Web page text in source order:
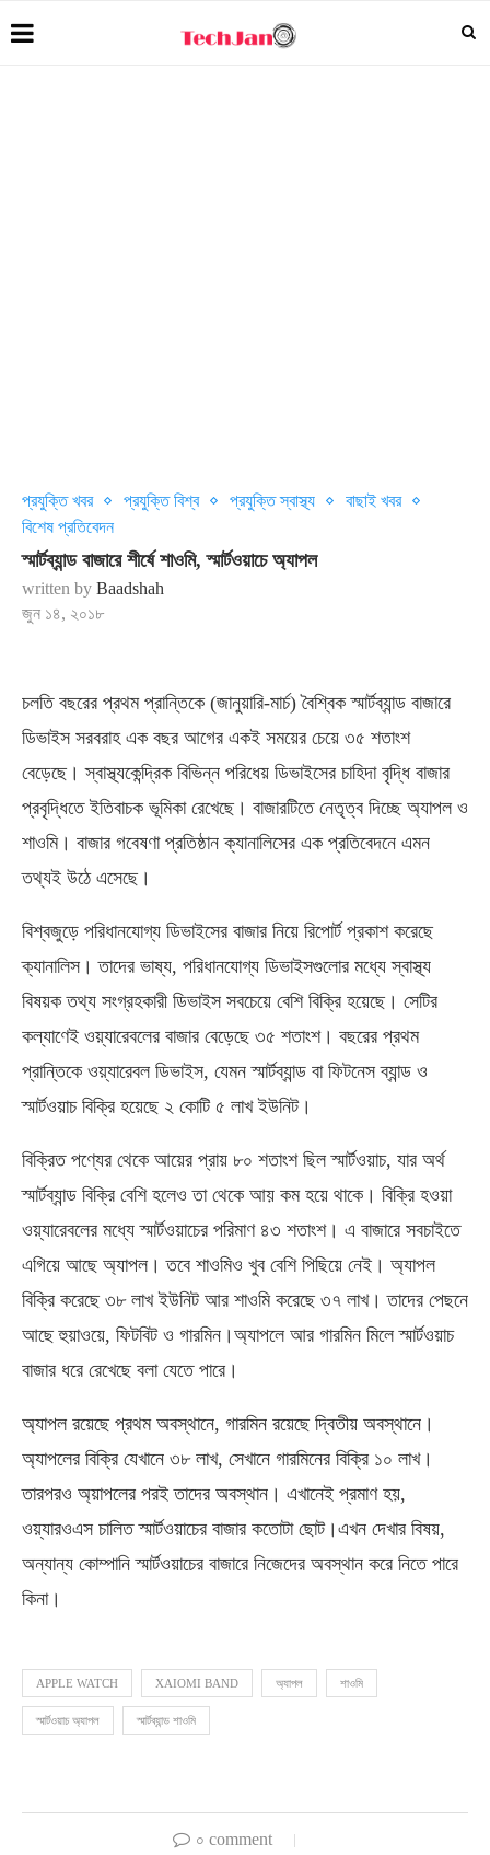
প্রযুক্তি খবর প্রযুক্তি বিশ্ব প্রযুক্তি স্বাস্থ্য
বাছাই খবর
বিশেষ প্রতিবেদন
স্মার্টব্যান্ড বাজারে শীর্ষে শাওমি, স্মার্টওয়াচে অ্যাপল
written by Baadshah
জুন ১৪, ২০১৮
চলতি বছরের প্রথম প্রান্তিকে (জানুয়ারি-মার্চ) বৈশ্বিক স্মার্টব্যান্ড বাজারে
ডিভাইস সরবরাহ এক বছর আগের একই সময়ের চেয়ে ৩৫ শতাংশ
বেড়েছে। স্বাস্থ্যকেন্দ্রিক বিভিন্ন পরিধেয় ডিভাইসের চাহিদা বৃদ্ধি বাজার
প্রবৃদ্ধিতে ইতিবাচক ভূমিকা রেখেছে। বাজারটিতে নেতৃত্ব দিচ্ছে অ্যাপল ও
শাওমি। বাজার গবেষণা প্রতিষ্ঠান ক্যানালিসের এক প্রতিবেদনে এমন
তথ্যই উঠে এসেছে।
বিশ্বজুড়ে পরিধানযোগ্য ডিভাইসের বাজার নিয়ে রিপোর্ট প্রকাশ করেছে
ক্যানালিস। তাদের ভাষ্য, পরিধানযোগ্য ডিভাইসগুলোর মধ্যে স্বাস্থ্য
বিষয়ক তথ্য সংগ্রহকারী ডিভাইস সবচেয়ে বেশি বিক্রি হয়েছে। সেটির
কল্যাণেই ওয়্যারেবলের বাজার বেড়েছে ৩৫ শতাংশ। বছরের প্রথম
প্রান্তিকে ওয়্যারেবল ডিভাইস, যেমন স্মার্টব্যান্ড বা ফিটনেস ব্যান্ড ও
স্মার্টওয়াচ বিক্রি হয়েছে ২ কোটি ৫ লাখ ইউনিট।
বিক্রিত পণ্যের থেকে আয়ের প্রায় ৮০ শতাংশ ছিল স্মার্টওয়াচ, যার অর্থ
স্মার্টব্যান্ড বিক্রি বেশি হলেও তা থেকে আয় কম হয়ে থাকে। বিক্রি হওয়া
ওয়্যারেবলের মধ্যে স্মার্টওয়াচের পরিমাণ ৪৩ শতাংশ। এ বাজারে সবচাইতে
এগিয়ে আছে অ্যাপল। তবে শাওমিও খুব বেশি পিছিয়ে নেই। অ্যাপল
বিক্রি করেছে ৩৮ লাখ ইউনিট আর শাওমি করেছে ৩৭ লাখ। তাদের পেছনে
আছে হুয়াওয়ে, ফিটবিট ও গারমিন।অ্যাপলে আর গারমিন মিলে স্মার্টওয়াচ
বাজার ধরে রেখেছে বলা যেতে পারে।
অ্যাপল রয়েছে প্রথম অবস্থানে, গারমিন রয়েছে দ্বিতীয় অবস্থানে।
অ্যাপলের বিক্রি যেখানে ৩৮ লাখ, সেখানে গারমিনের বিক্রি ১০ লাখ।
তারপরও অ্য়াপলের পরই তাদের অবস্থান। এখানেই প্রমাণ হয়,
ওয়্যারওএস চালিত স্মার্টওয়াচের বাজার কতোটা ছোট।এখন দেখার বিষয়,
অন্যান্য কোম্পানি স্মার্টওয়াচের বাজারে নিজেদের অবস্থান করে নিতে পারে
কিনা।
APPLE WATCH XAIOMI BAND অ্যাপল শাওমি
স্মার্টওয়াচ অ্যাপল স্মার্টব্যান্ড শাওমি
০ comment